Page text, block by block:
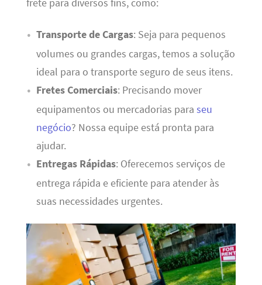
frete para diversos fins, como:
Transporte de Cargas: Seja para pequenos
volumes ou grandes cargas, temos a solução
ideal para o transporte seguro de seus itens.
Fretes Comerciais: Precisando mover
equipamentos ou mercadorias para seu
negócio? Nossa equipe está pronta para
ajudar.
Entregas Rápidas: Oferecemos serviços de
entrega rápida e eficiente para atender às
suas necessidades urgentes.